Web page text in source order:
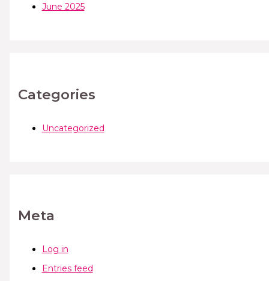
June 2025
Categories
Uncategorized
Meta
Log in
Entries feed